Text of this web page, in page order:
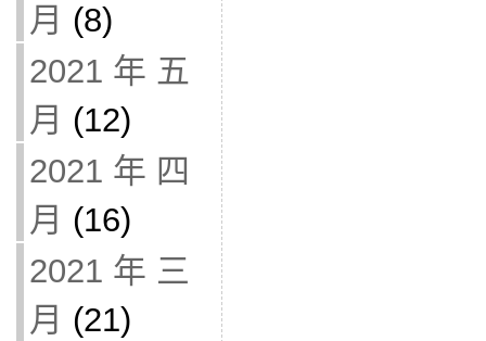
月 (8)
2021 年 五
月 (12)
2021 年 四
月 (16)
2021 年 三
月 (21)